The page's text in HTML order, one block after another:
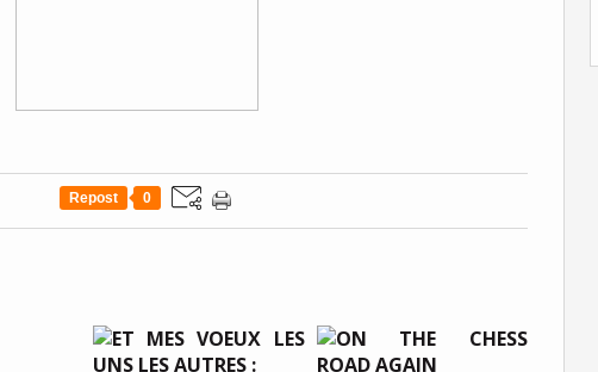
Repost 0